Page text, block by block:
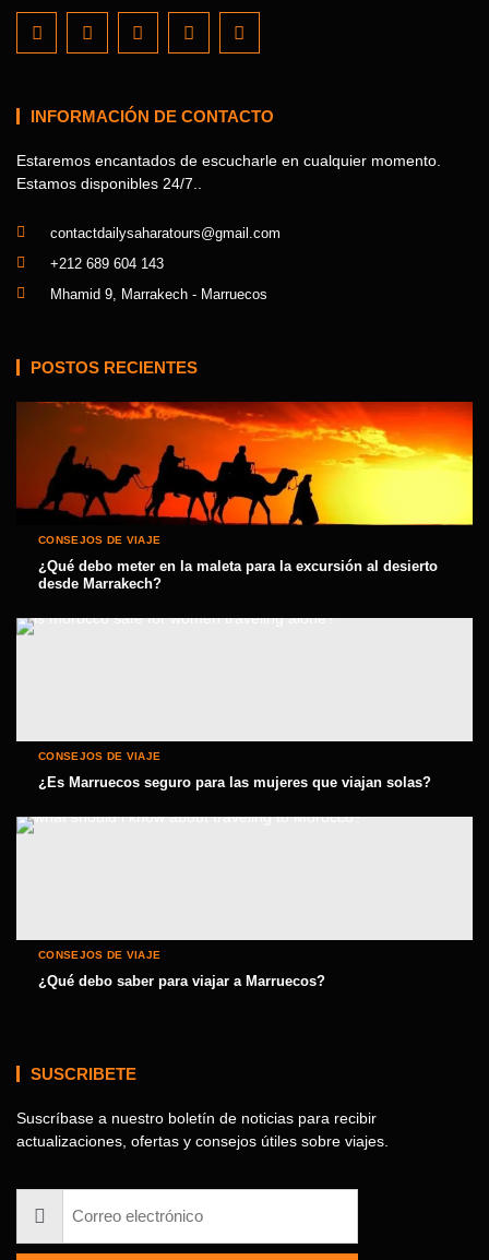
INFORMACIÓN DE CONTACTO
Estaremos encantados de escucharle en cualquier momento.
Estamos disponibles 24/7..
contactdailysaharatours@gmail.com
+212 689 604 143
Mhamid 9, Marrakech - Marruecos
POSTOS RECIENTES
CONSEJOS DE VIAJE
¿Qué debo meter en la maleta para la excursión al desierto
desde Marrakech?
CONSEJOS DE VIAJE
¿Es Marruecos seguro para las mujeres que viajan solas?
CONSEJOS DE VIAJE
¿Qué debo saber para viajar a Marruecos?
SUSCRIBETE
Suscríbase a nuestro boletín de noticias para recibir
actualizaciones, ofertas y consejos útiles sobre viajes.